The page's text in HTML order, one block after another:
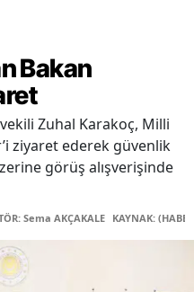
Bakan
Zuhal Karakoç, Milli
ziyaret ederek güvenlik
görüş alışverişinde
Sema AKÇAKALE KAYNAK: